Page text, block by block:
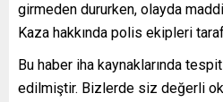
girmeden dururken, olayda
Kaza hakkında polis ekipleri
Bu haber iha kaynaklarında
edilmiştir. Bizlerde siz değerli